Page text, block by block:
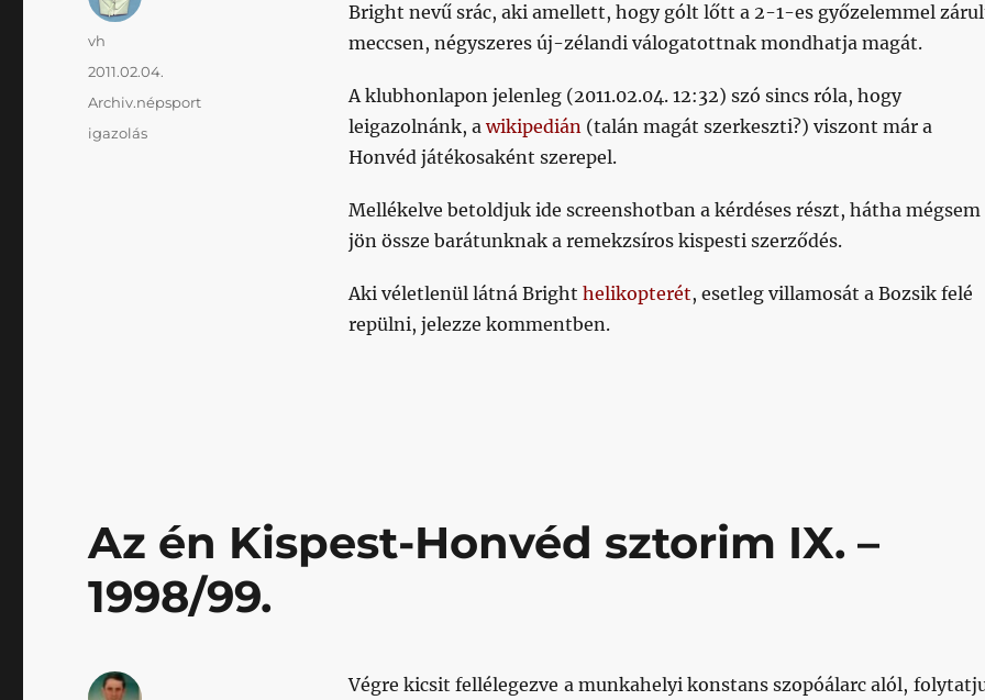
Bright nevű srác, aki amellett, hogy gólt lőtt a 2-1-es győzelemmel
meccsen, négyszeres új-zélandi válogatottnak mondhatja magát.
A klubhonlapon jelenleg (2011.02.04. 12:32) szó sincs róla, hogy
leigazolnánk, awikipedián(talán magát szerkeszti?) viszont már a
Honvéd játékosaként szerepel.
Mellékelve betoldjuk ide screenshotban a kérdéses részt, hátha mégsem
jön össze barátunknak a remekzsíros kispesti szerződés.
Aki véletlenül látná Bright helikopterét, esetleg villamosát a Bozsik felé
repülni, jelezze kommentben.
Szerző
vh
Közzétéve
2011.02.04.
Kategória
Archiv.népsport
Címke
igazolás
Az én Kispest-Honvéd sztorim IX. –
1998/99.
Végre kicsit fellélegezve a munkahelyi konstans szopóálarc alól,